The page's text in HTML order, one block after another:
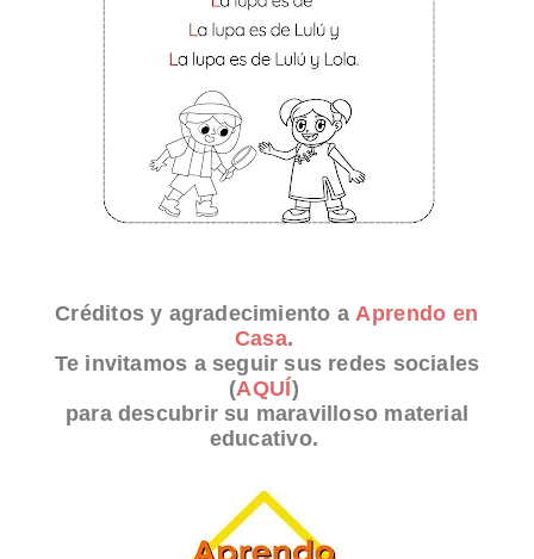
Créditos y agradecimiento aAprendo en
Casa.
Te invitamos a seguir sus redes sociales
(AQUÍ)
para descubrir su maravilloso material
educativo.